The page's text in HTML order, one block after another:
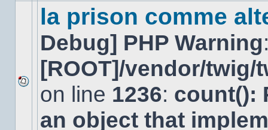
sujet.
Aucun
nouveau
message
non-
la prison comme
Debug] PHP Warning
[ROOT]/vendor/
on line 1236: count():
an object that